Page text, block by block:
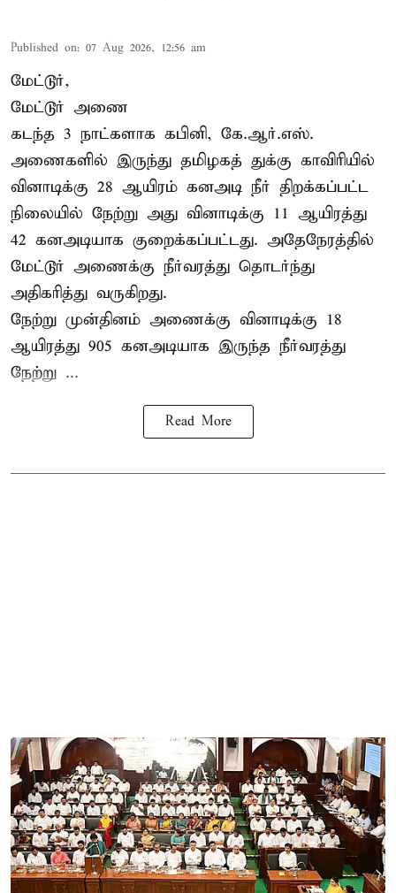
Published on: 07 Aug 2026, 12:56 am
மேட்டூர்,
மேட்டூர் அணை
கடந்த 3 நாட்களாக கபினி, கே.ஆர்.எஸ்.
அணைகளில் இருந்து தமிழகத் துக்கு காவிரியில்
வினாடிக்கு 28 ஆயிரம் கனஅடி நீர் திறக்கப்பட்ட
நிலையில் நேற்று அது வினாடிக்கு 11 ஆயிரத்து
42 கனஅடியாக குறைக்கப்பட்டது. அதேநேரத்தில்
மேட்டூர் அணைக்கு நீர்வரத்து தொடர்ந்து
அதிகரித்து வருகிறது.
நேற்று முன்தினம் அணைக்கு வினாடிக்கு 18
ஆயிரத்து 905 கனஅடியாக இருந்த நீர்வரத்து
நேற்று ...
Read More